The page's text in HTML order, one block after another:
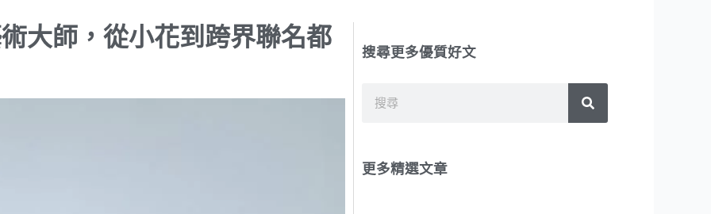
大師，從小花到跨界聯名都 搜尋更多優質好文
搜
尋
更多精選文章